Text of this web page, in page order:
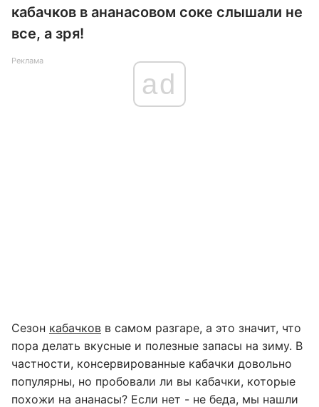
кабачков в ананасовом соке слышали не
все, а зря!
Реклама
ad
Сезон кабачков в самом разгаре, а это значит, что
пора делать вкусные и полезные запасы на зиму. В
частности, консервированные кабачки довольно
популярны, но пробовали ли вы кабачки, которые
похожи на ананасы? Если нет - не беда, мы нашли